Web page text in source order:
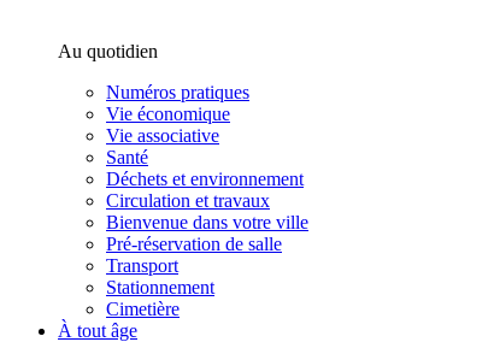
Au quotidien
Numéros pratiques
Vie économique
Vie associative
Santé
Déchets et environnement
Circulation et travaux
Bienvenue dans votre ville
Pré-réservation de salle
Transport
Stationnement
Cimetière
À tout âge